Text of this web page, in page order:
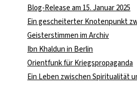
Blog-Release am 15. Januar 2025
Ein gescheiterter Knotenpunkt
Geisterstimmen im Archiv
Ibn Khaldun in Berlin
Orientfunk für Kriegspropaganda
Ein Leben zwischen Spiritualität